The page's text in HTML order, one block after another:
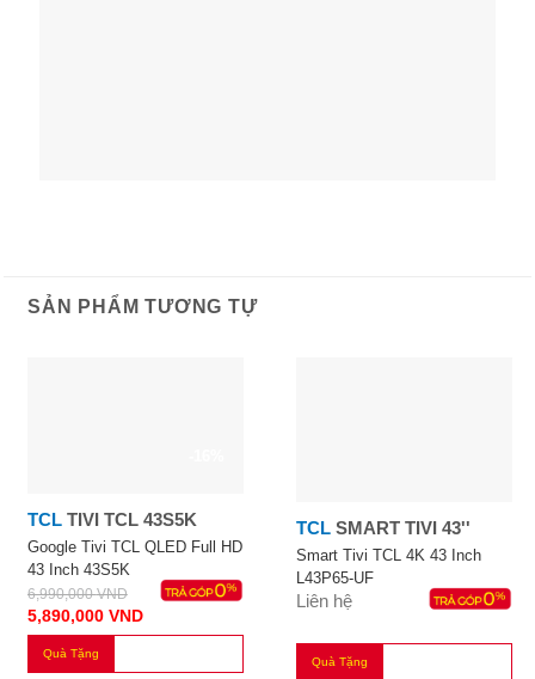
SẢN PHẨM TƯƠNG TỰ
TCL TIVI TCL 43S5K
Google Tivi TCL QLED Full HD
43 Inch 43S5K
6,990,000VND
5,890,000 VND
Quà Tặng
TCL SMART TIVI 43''
Smart Tivi TCL 4K 43 Inch
L43P65-UF
Liên hệ
Quà Tặng